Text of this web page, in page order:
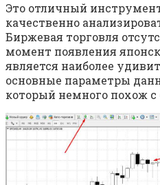
Это отличный
качественно
Биржевая торговля
момент появления
является наиболее
основные параметры
который немного похож с